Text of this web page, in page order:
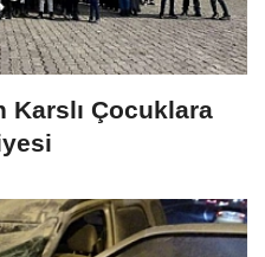
Karslı Çocuklara